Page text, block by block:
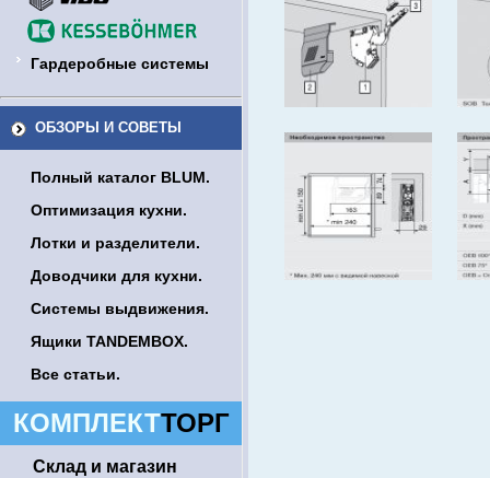
Гардеробные системы
ОБЗОРЫ И СОВЕТЫ
Полный каталог BLUM.
Оптимизация кухни.
Лотки и разделители.
Доводчики для кухни.
Системы выдвижения.
Ящики TANDEMBOX.
Все статьи.
КОМПЛЕКТТОРГ
Склад и магазин